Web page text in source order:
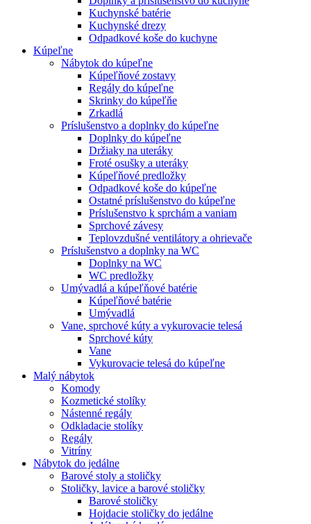
Kuchynské batérie
Kuchynské drezy
Odpadkové koše do kuchyne
Kúpeľne
Nábytok do kúpeľne
Kúpeľňové zostavy
Regály do kúpeľne
Skrinky do kúpeľňe
Zrkadlá
Príslušenstvo a doplnky do kúpeľne
Doplnky do kúpeľne
Držiaky na uteráky
Froté osušky a uteráky
Kúpeľňové predložky
Odpadkové koše do kúpeľne
Ostatné príslušenstvo do kúpeľne
Príslušenstvo k sprchám a vaniam
Sprchové závesy
Teplovzdušné ventilátory a ohrievače
Príslušenstvo a doplnky na WC
Doplnky na WC
WC predložky
Umývadlá a kúpeľňové batérie
Kúpeľňové batérie
Umývadlá
Vane, sprchové kúty a vykurovacie telesá
Sprchové kúty
Vane
Vykurovacie telesá do kúpeľne
Malý nábytok
Komody
Kozmetické stolíky
Nástenné regály
Odkladacie stolíky
Regály
Vitríny
Nábytok do jedálne
Barové stoly a stoličky
Stoličky, lavice a barové stoličky
Barové stoličky
Hojdacie stoličky do jedálne